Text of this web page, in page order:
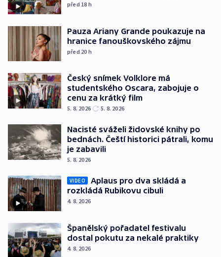
před 18 h
Pauza Ariany Grande poukazuje na
hranice fanouškovského zájmu
před 20 h
Český snímek Volklore má
studentského Oscara, zabojuje o
cenu za krátký film
5. 8. 2026 5. 8. 2026
Nacisté sváželi židovské knihy po
bednách. Čeští historici pátrali, komu
je zabavili
5. 8. 2026
VIDEO
Aplaus pro dva skládá a
rozkládá Rubikovu cibuli
4. 8. 2026
Španělský pořadatel festivalu
dostal pokutu za nekalé praktiky
4. 8. 2026